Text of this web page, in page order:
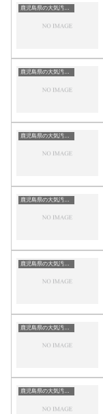
鹿児島県の大気汚染・PM2.5・黄砂・エアロゾルの数値
鹿児島県の大気汚染・PM2.5・黄砂・エアロゾルの数値
鹿児島県の大気汚染・PM2.5・黄砂・エアロゾルの数値
鹿児島県の大気汚染・PM2.5・黄砂・エアロゾルの数値
鹿児島県の大気汚染・PM2.5・黄砂・エアロゾルの数値
鹿児島県の大気汚染・PM2.5・黄砂・エアロゾルの数値
鹿児島県の大気汚染・PM2.5・黄砂・エアロゾルの数値